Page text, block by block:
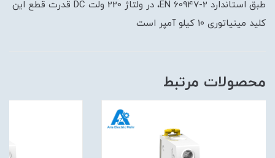
طبق استاندارد EN 60947-2، در ولتاژ 220 ولت DC قدرت قطع این
کلید مینیاتوری 10 کیلو آمپر است
محصولات مرتبط